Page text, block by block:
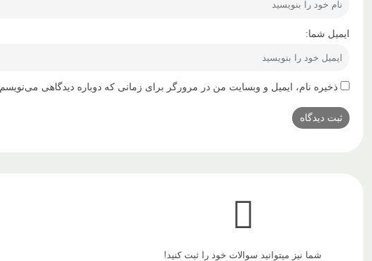
ایمیل شما:
ذخیره نام، ایمیل و وبسایت من در مرورگر برای زمانی که دوباره دیدگاهی می‌نویسم.
شما نیز میتوانید سوالات خود را ثبت کنید!